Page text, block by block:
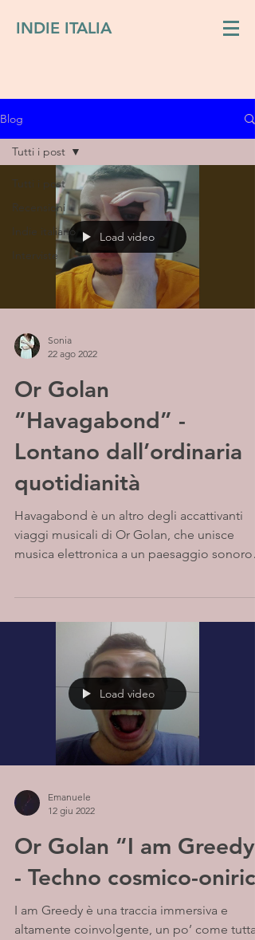
INDIE ITALIA
Blog
Tutti i post
Recensioni
Indie italiano
Interviste
Tutti i post
Load video
Sonia
22 ago 2022
Or Golan
“Havagabond” -
Lontano dall’ordinaria
quotidianità
Havagabond è un altro degli accattivanti
viaggi musicali di Or Golan, che unisce
musica elettronica a un paesaggio sonoro
Load video
Emanuele
12 giu 2022
Or Golan “I am Greedy”
- Techno cosmico-onirico
I am Greedy è una traccia immersiva e
altamente coinvolgente, un po’ come tutta